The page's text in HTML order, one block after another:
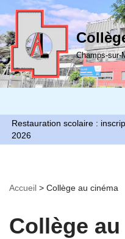
Aller
au
contenu
Champs-sur-
Restauration scolaire :
2026
Accueil > Collège au cinéma
Collège